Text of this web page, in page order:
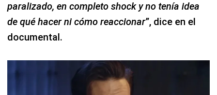
paralizado, en completo shock y no tenía idea
de qué hacer ni cómo reaccionar”, dice en el
documental.